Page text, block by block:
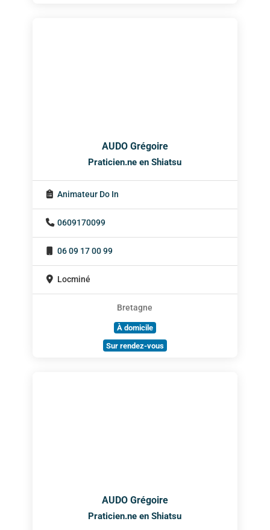
AUDO Grégoire
Praticien.ne en Shiatsu
Animateur Do In
0609170099
06 09 17 00 99
Locminé
Bretagne
À domicile
Sur rendez-vous
AUDO Grégoire
Praticien.ne en Shiatsu